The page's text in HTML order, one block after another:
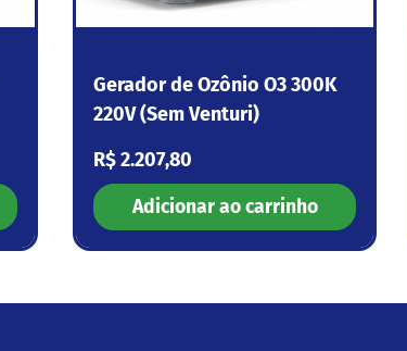
Gerador de Ozônio O3 300K
220V (Sem Venturi)
Preço normal
R$ 2.207,80
Adicionar ao carrinho